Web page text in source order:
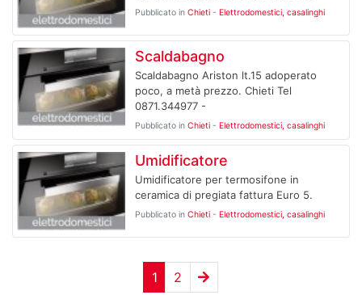
Pubblicato in Chieti- Elettrodomestici, casalinghi
Scaldabagno
Scaldabagno Ariston lt.15 adoperato
poco, a metà prezzo. Chieti Tel
0871.344977 -
Pubblicato in Chieti- Elettrodomestici, casalinghi
Umidificatore
Umidificatore per termosifone in
ceramica di pregiata fattura Euro 5.
Pubblicato in Chieti- Elettrodomestici, casalinghi
1 2